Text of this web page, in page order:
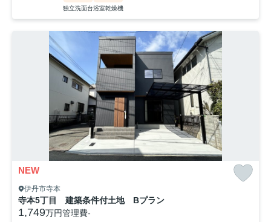
独立洗面台浴室乾燥機
NEW
伊丹市寺本
寺本5丁目 建築条件付土地 Bプラン
1,749万円管理費-